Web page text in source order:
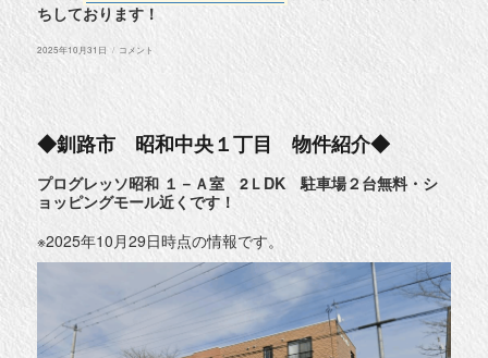
ちしております！
投
2025年10月31日
◆
目
物
件
介
◆
に
コメント
◆釧路市 昭和中央１丁目 物件紹介◆
プログレッソ昭和 １－Ａ室 2ＬDK 駐車場２台無料・シ
ョッピングモール近くです！
※2025年10月29日時点の情報です。